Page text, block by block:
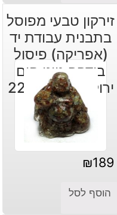
זירקון טבעי מפוסל
בתבנית עבודת יד
(אפריקה) פיסול
בודהה גווני חום
ירוק במשקל: 222
קרט
₪189
הוסף לסל